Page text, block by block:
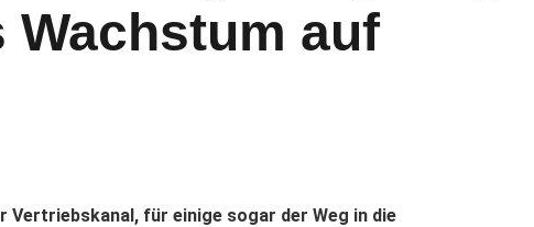
Wachstum auf
für einige sogar der Weg in die